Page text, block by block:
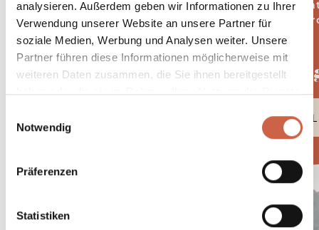
analysieren. Außerdem geben wir Informationen zu Ihrer
Verwendung unserer Website an unsere Partner für
soziale Medien, Werbung und Analysen weiter. Unsere
Partner führen diese Informationen möglicherweise mit
weiteren Daten zusammen, die Sie ihnen bereitgestellt
haben oder die sie im Rahmen Ihrer Nutzung der Dienste
Notwendig
Präferenzen
Statistiken
5
ab € 506,-
August